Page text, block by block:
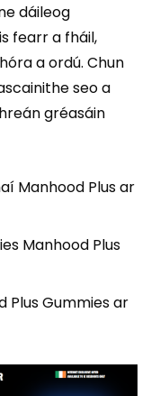
dáileog
fearr a fháil,
a ordú. Chun
seo a
gréasáin
Manhood Plus ar
Manhood Plus
Plus Gummies ar